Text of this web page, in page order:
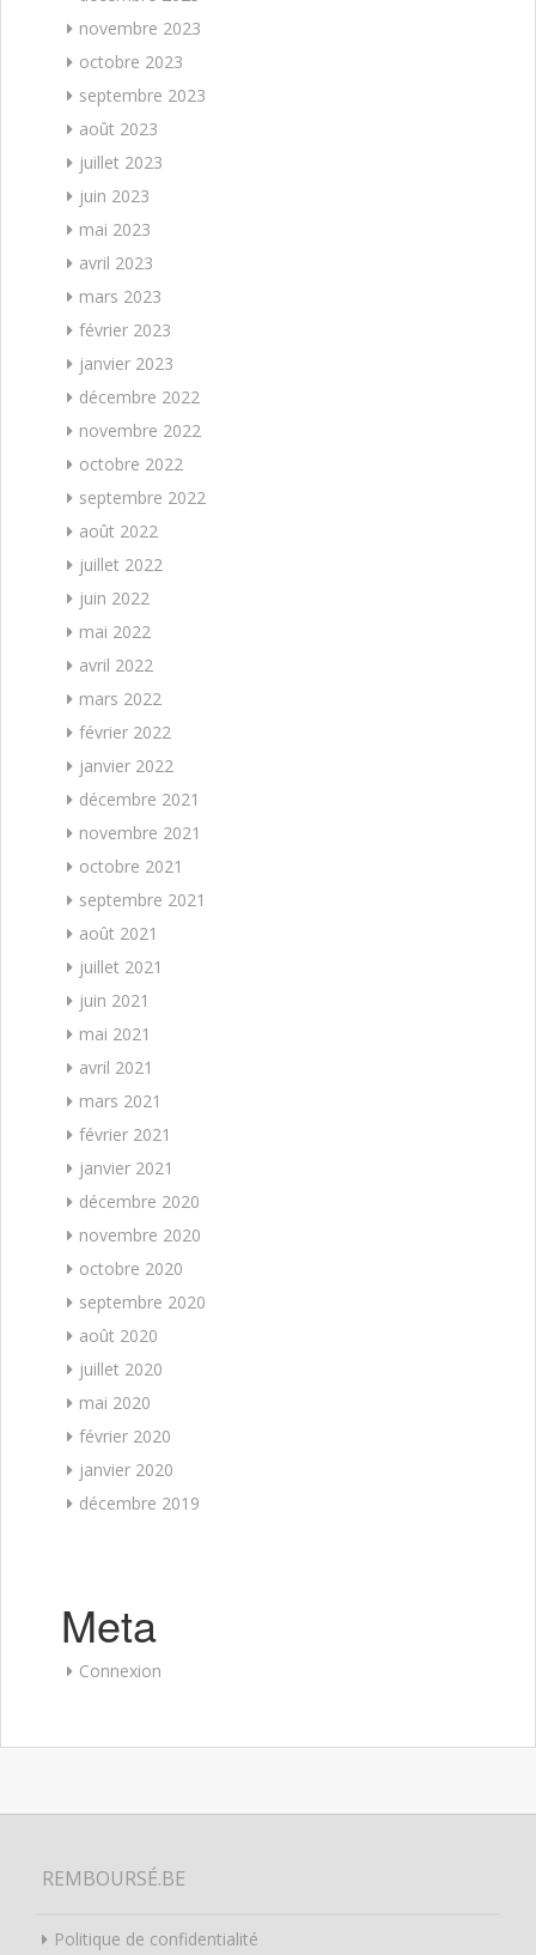
novembre 2023
octobre 2023
septembre 2023
août 2023
juillet 2023
juin 2023
mai 2023
avril 2023
mars 2023
février 2023
janvier 2023
décembre 2022
novembre 2022
octobre 2022
septembre 2022
août 2022
juillet 2022
juin 2022
mai 2022
avril 2022
mars 2022
février 2022
janvier 2022
décembre 2021
novembre 2021
octobre 2021
septembre 2021
août 2021
juillet 2021
juin 2021
mai 2021
avril 2021
mars 2021
février 2021
janvier 2021
décembre 2020
novembre 2020
octobre 2020
septembre 2020
août 2020
juillet 2020
mai 2020
février 2020
janvier 2020
décembre 2019
Meta
Connexion
REMBOURSÉ.BE
Politique de confidentialité